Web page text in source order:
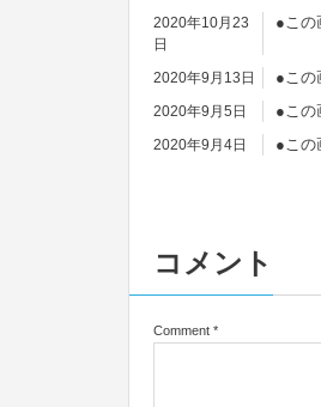
2020年10月23
日
●この
2020年9月13日 ●この
2020年9月5日 ●この
2020年9月4日 ●この
コメント
Comment *